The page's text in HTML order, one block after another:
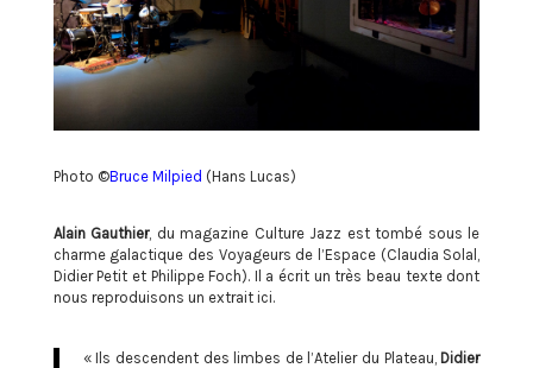
Photo ©Bruce Milpied (Hans Lucas)
Alain Gauthier, du magazine Culture Jazz est tombé sous le
charme galactique des Voyageurs de l’Espace (Claudia Solal,
Didier Petit et Philippe Foch). Il a écrit un très beau texte dont
nous reproduisons un extrait ici.
« Ils descendent des limbes de l’Atelier du Plateau,Didier